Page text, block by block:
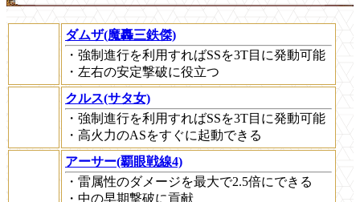
ダムザ(魔轟三鉄傑)
・強制進行を利用すればSSを3T目に発動可能
・左右の安定撃破に役立つ
クルス(サタ女)
・強制進行を利用すればSSを3T目に発動可能
・高火力のASをすぐに起動できる
アーサー(覇眼戦線4)
・雷属性のダメージを最大で2.5倍にできる
・中の早期撃破に貢献